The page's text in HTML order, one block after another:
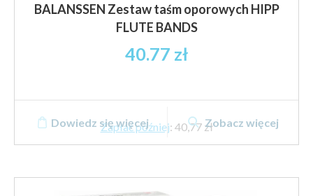
BALANSSEN Zestaw taśm oporowych HIPP
FLUTE BANDS
40.77 zł
Zapłać później: 40,77 zł
Dowiedz się więcej Zobacz więcej